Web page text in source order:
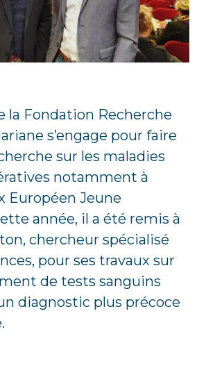
la Fondation Recherche
s’engage pour faire
sur les maladies
notamment à
Européen Jeune
année, il a été remis à
chercheur spécialisé
pour ses travaux sur
de tests sanguins
diagnostic plus précoce